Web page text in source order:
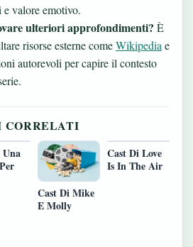
e valore emotivo.
ulteriori approfondimenti? È
risorse esterne comeWikipedia e
autorevoli per capire il contesto
Cast Di Mike
E Molly
Cast Di Love
Is In The Air